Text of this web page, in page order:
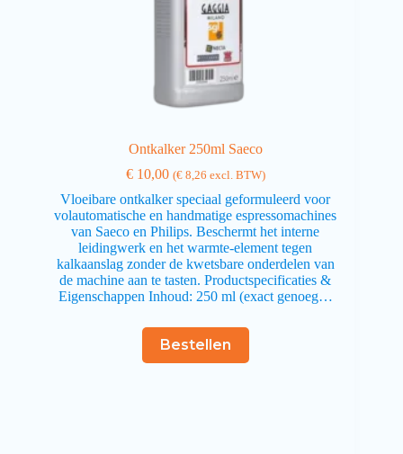
Ontkalker 250ml Saeco
€10,00 (€8,26 excl. BTW)
Vloeibare ontkalker speciaal geformuleerd voor
volautomatische en handmatige espressomachines
van Saeco en Philips. Beschermt het interne
leidingwerk en het warmte-element tegen
kalkaanslag zonder de kwetsbare onderdelen van
de machine aan te tasten. Productspecificaties &
Eigenschappen Inhoud: 250 ml (exact genoeg…
Bestellen